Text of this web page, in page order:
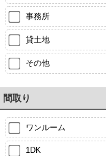
事務所
貸土地
その他
間取り
ワンルーム
1DK